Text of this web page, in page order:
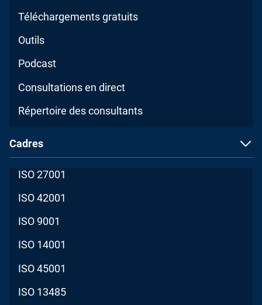
Téléchargements gratuits
Outils
Podcast
Consultations en direct
Répertoire des consultants
Cadres
ISO 27001
ISO 42001
ISO 9001
ISO 14001
ISO 45001
ISO 13485